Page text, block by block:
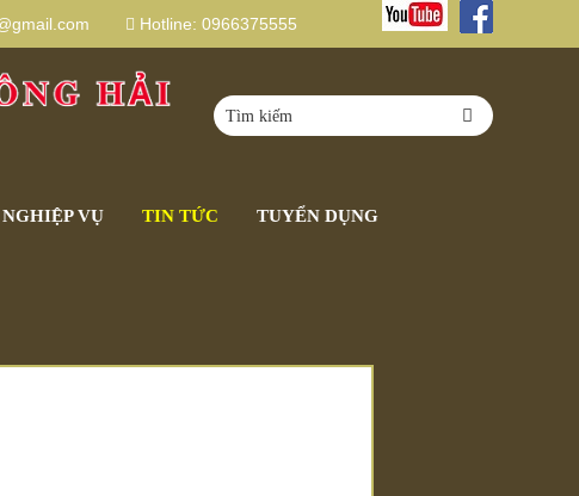
Hotline: 0966375555
NGHIỆP VỤ TIN TỨC TUYỂN DỤNG